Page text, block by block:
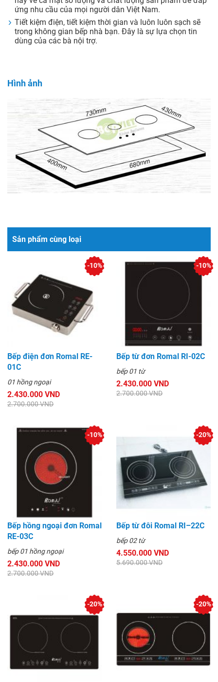
ứng nhu cầu của mọi người dân Việt Nam.
Tiết kiệm điện, tiết kiệm thời gian và luôn luôn sạch sẽ
trong không gian bếp nhà bạn. Đây là sự lựa chọn tin
dùng của các bà nội trợ.
Hình ảnh
Sản phẩm cùng loại
Bếp điện đơn Romal RE-
01C
01 hồng ngoại
2.430.000 VND
2.700.000 VND
-10%
Bếp từ đơn Romal RI-02C
bếp 01 từ
2.430.000 VND
2.700.000 VND
-10%
Bếp hồng ngoại đơn Romal
RE-03C
bếp 01 hồng ngoại
2.430.000 VND
2.700.000 VND
-10%
Bếp từ đôi Romal RI–22C
bếp 02 từ
4.550.000 VND
5.690.000 VND
-20%
-20% -20%